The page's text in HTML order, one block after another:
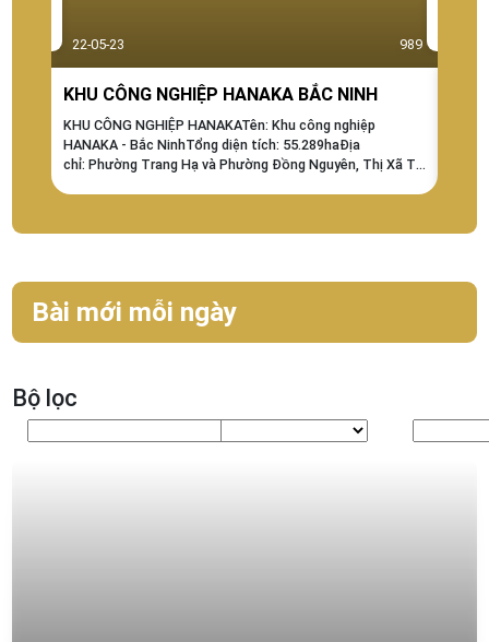
22-05-23 989
KHU CÔNG NGHIỆP HANAKA BẮC NINH
KHU CÔNG NGHIỆP HANAKATên: Khu công nghiệp
HANAKA - Bắc NinhTổng diện tích: 55.289haĐịa
chỉ: Phường Trang Hạ và Phường Đồng Nguyên, Thị Xã Từ
Bài mới mỗi ngày
Bộ lọc